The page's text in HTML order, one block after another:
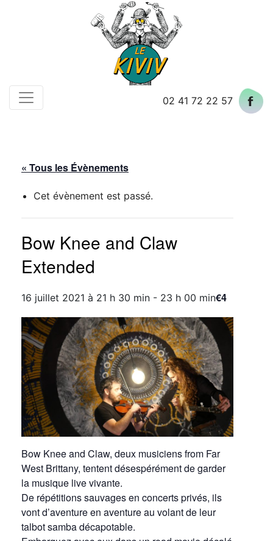
02 41 72 22 57
« Tous les Évènements
Cet évènement est passé.
Bow Knee and Claw
Extended
16 juillet 2021 à 21 h 30 min - 23 h 00 min€4
Bow Knee and Claw, deux musiciens from Far
West Brittany, tentent désespérément de garder
la musique live vivante.
De répétitions sauvages en concerts privés, ils
vont d’aventure en aventure au volant de leur
talbot samba décapotable.